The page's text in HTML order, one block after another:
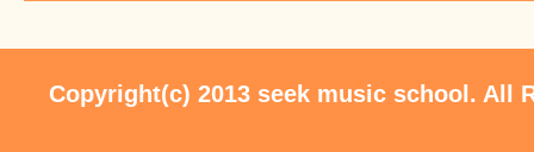
Copyright(c) 2013 seek music school. All